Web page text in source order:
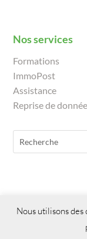
Nos services
Formations
ImmoPost
Assistance
Reprise de
Nous utilisons